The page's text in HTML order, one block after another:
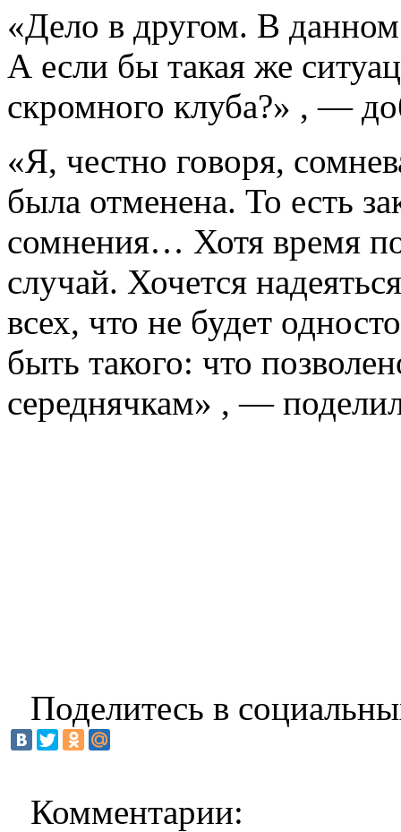
«Дело в другом. В
А если бы такая же
скромного клуба?» , —
«Я, честно говоря,
была отменена. То есть
сомнения… Хотя время
случай. Хочется
всех, что не будет
быть такого: что
середнячкам» , —
Поделитесь в
Комментарии: